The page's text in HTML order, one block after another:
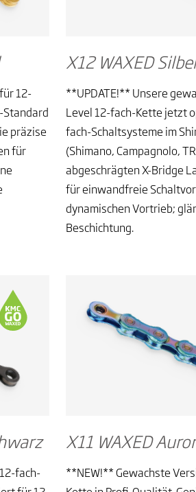
12-
präzise
für
X12 WAXED
**UPDATE!** Unsere
Level 12-fach-Kette jetzt
fach-Schaltsysteme im
(Shimano, Campagnolo,
abgeschrägten X-Bridge
für einwandfreie
dynamischen Vortrieb;
Beschichtung.
fach-
X11 WAXED
**NEW!** Gewachste